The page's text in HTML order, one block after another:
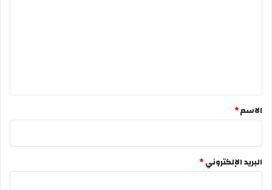
*
الاسم*
البريد الإلكتروني*